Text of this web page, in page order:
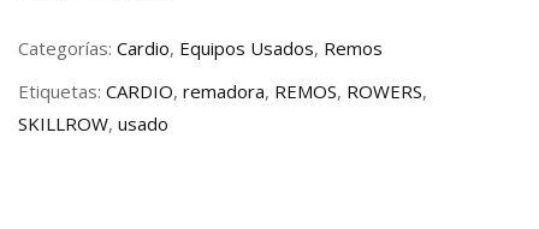
Categorías: Cardio, Equipos Usados, Remos
Etiquetas: CARDIO, remadora, REMOS, ROWERS,
SKILLROW, usado